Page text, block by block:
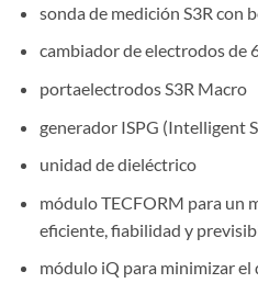
sonda de medición S3R con
cambiador de electrodos de
portaelectrodos S3R Macro
generador ISPG (Intelligent
unidad de dieléctrico
módulo TECFORM para un
eficiente, fiabilidad y
módulo iQ para minimizar el